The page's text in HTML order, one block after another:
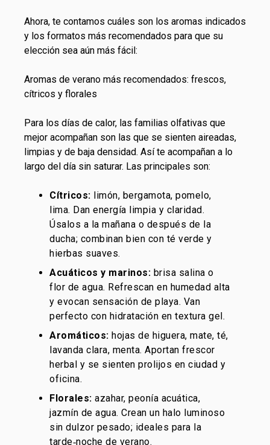
Ahora, te contamos cuáles son los aromas indicados
y los formatos más recomendados para que su
elección sea aún más fácil:
Aromas de verano más recomendados: frescos,
cítricos y florales
Para los días de calor, las familias olfativas que
mejor acompañan son las que se sienten aireadas,
limpias y de baja densidad. Así te acompañan a lo
largo del día sin saturar. Las principales son:
Cítricos: limón, bergamota, pomelo,
lima. Dan energía limpia y claridad.
Úsalos a la mañana o después de la
ducha; combinan bien con té verde y
hierbas suaves.
Acuáticos y marinos: brisa salina o
flor de agua. Refrescan en humedad alta
y evocan sensación de playa. Van
perfecto con hidratación en textura gel.
Aromáticos: hojas de higuera, mate, té,
lavanda clara, menta. Aportan frescor
herbal y se sienten prolijos en ciudad y
oficina.
Florales: azahar, peonía acuática,
jazmín de agua. Crean un halo luminoso
sin dulzor pesado; ideales para la
tarde‑noche de verano.